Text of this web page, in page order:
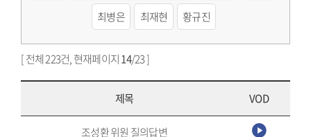
최병은
최재현 황규진
[ 전체 223건, 현재페이지14/23 ]
제목 VOD
조성환 위원 질의답변